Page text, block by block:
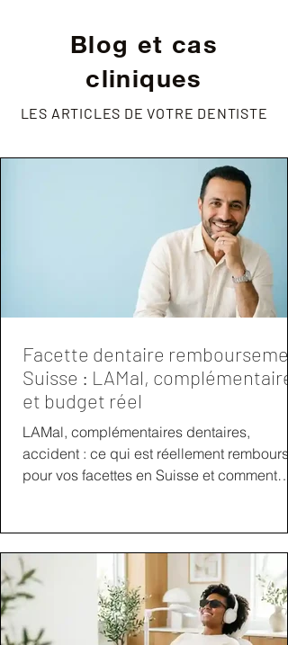
Blog et cas
cliniques
LES ARTICLES DE VOTRE DENTISTE
Facette dentaire
Suisse : LAMal,
et budget réel
LAMal, complémentaires dentaires,
accident : ce qui est réellement remboursé
pour vos facettes en Suisse et comment